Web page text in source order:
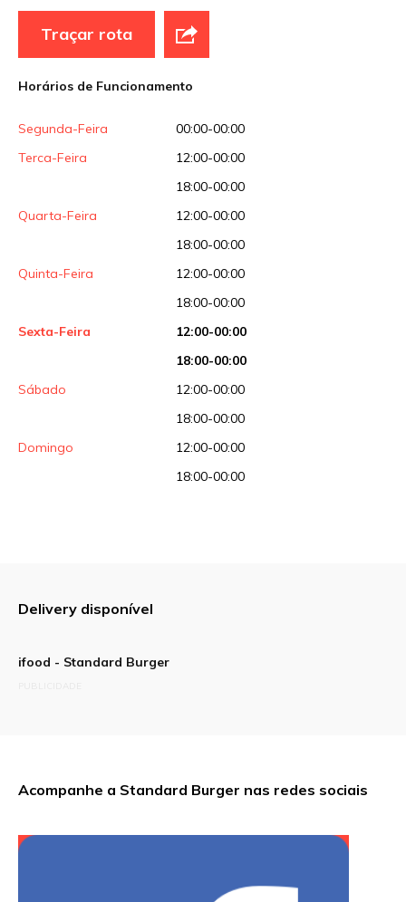
Traçar rota
Horários de Funcionamento
Segunda-Feira
00:00-00:00
Terca-Feira
12:00-00:00
18:00-00:00
Quarta-Feira
12:00-00:00
18:00-00:00
Quinta-Feira
12:00-00:00
18:00-00:00
Sexta-Feira
12:00-00:00
18:00-00:00
Sábado
12:00-00:00
18:00-00:00
Domingo
12:00-00:00
18:00-00:00
Delivery disponível
ifood - Standard Burger
Acompanhe a Standard Burger nas redes sociais